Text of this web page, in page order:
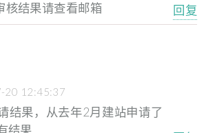
核结果请查看邮箱 回复
20 12:45:37
结果，从去年2月建站申请了
结果